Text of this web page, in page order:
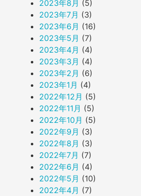
2023年8月 (5)
2023年7月 (3)
2023年6月 (16)
2023年5月 (7)
2023年4月 (4)
2023年3月 (4)
2023年2月 (6)
2023年1月 (4)
2022年12月 (5)
2022年11月 (5)
2022年10月 (5)
2022年9月 (3)
2022年8月 (3)
2022年7月 (7)
2022年6月 (4)
2022年5月 (10)
2022年4月 (7)